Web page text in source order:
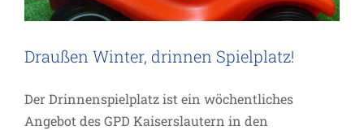
Draußen Winter, drinnen Spielplatz!
Der Drinnenspielplatz ist ein wöchentliches
Angebot des GPD Kaiserslautern in den